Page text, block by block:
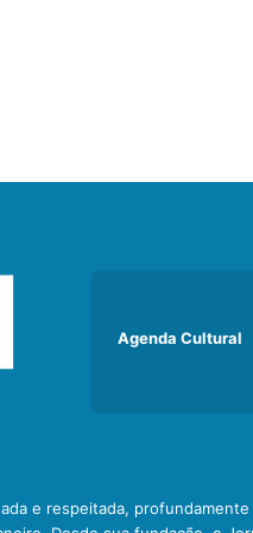
Agenda Cultural
e respeitada,